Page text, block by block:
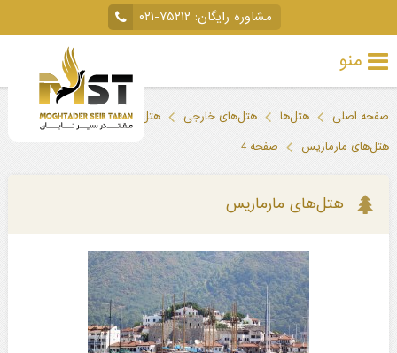
مشاوره رایگان: ۰۲۱-۷۵۲۱۲
منو
داخلی
صفحه اصلی هتل‌ها هتل‌های خارجی
هتل‌های ترکیه
هتل‌های مارماریس
صفحه 4
هتل‌های مارماریس